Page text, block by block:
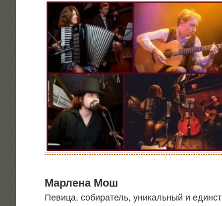
Мар­ле­на Мош
Певи­ца, соби­ра­тель, уни­каль­ный и